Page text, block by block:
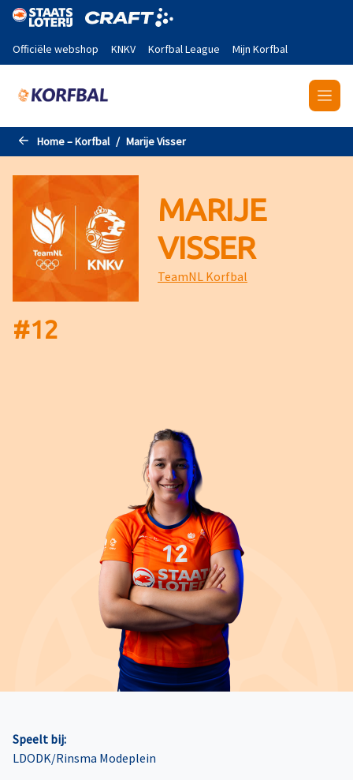
Naar de hoofdinhoud gaan
Officiële webshop KNKV Korfbal League Mijn Korfbal
Home – Korfbal Marije Visser
MARIJE
VISSER
TeamNL Korfbal
#12
Speelt bij:
LDODK/Rinsma Modeplein